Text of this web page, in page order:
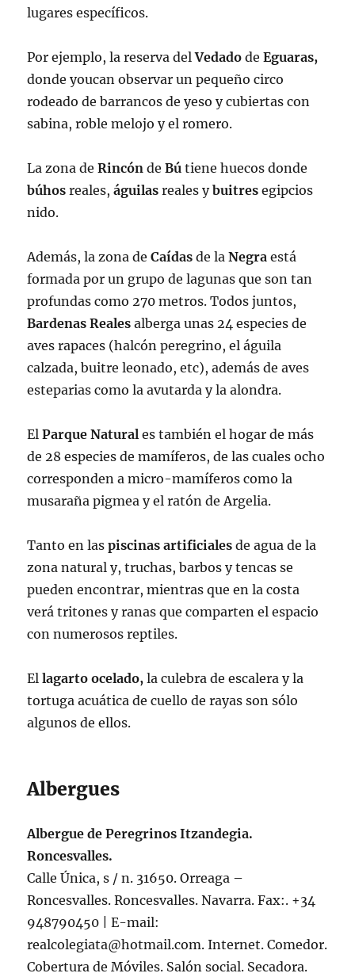
lugares específicos.
Por ejemplo, la reserva delVedado deEguaras,
donde youcan observar un pequeño circo
rodeado de barrancos de yeso y cubiertas con
sabina, roble melojo y el romero.
La zona deRincón deBú tiene huecos donde
búhos reales,águilas reales ybuitres egipcios
nido.
Además, la zona deCaídas de laNegra está
formada por un grupo de lagunas que son tan
profundas como 270 metros. Todos juntos,
Bardenas Reales alberga unas 24 especies de
aves rapaces (halcón peregrino, el águila
calzada, buitre leonado, etc), además de aves
esteparias como la avutarda y la alondra.
ElParque Natural es también el hogar de más
de 28 especies de mamíferos, de las cuales ocho
corresponden a micro-mamíferos como la
musaraña pigmea y el ratón de Argelia.
Tanto en laspiscinas artificiales de agua de la
zona natural y, truchas, barbos y tencas se
pueden encontrar, mientras que en la costa
verá tritones y ranas que comparten el espacio
con numerosos reptiles.
Ellagarto ocelado, la culebra de escalera y la
tortuga acuática de cuello de rayas son sólo
algunos de ellos.
Albergues
Albergue de Peregrinos Itzandegia.
Roncesvalles.
Calle Única, s / n. 31650. Orreaga –
Roncesvalles. Roncesvalles. Navarra. Fax:. +34
948790450 | E-mail:
realcolegiata@hotmail.com. Internet. Comedor.
Cobertura de Móviles. Salón social. Secadora.